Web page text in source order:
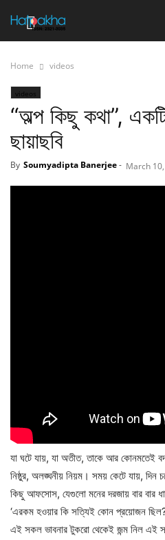
Home videos
videos
“অল্প কিছু কথা”, একটি
ছায়াছবি
By Soumyadipta Banerjee- March
যা ঘটে যায়, যা অতীত, তাকে আর কোনমতেই
নিষ্ঠুর, অলঙ্ঘনীয় নিয়ম। সময় কেটে যায়, দিন
কিছু আফসোস, যেগুলো মনের দরজায় বার বার
‘এরকম হওয়ার কি সত্যিই কোন প্রয়োজন
এই সকল ভাবনার টুকরো থেকেই জন্ম নিল এই